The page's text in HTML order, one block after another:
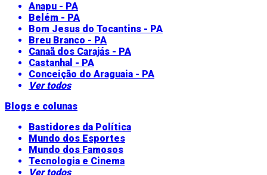
Anapu - PA
Belém - PA
Bom Jesus do Tocantins - PA
Breu Branco - PA
Canaã dos Carajás - PA
Castanhal - PA
Conceição do Araguaia - PA
Ver todos
Blogs e colunas
Bastidores da Política
Mundo dos Esportes
Mundo dos Famosos
Tecnologia e Cinema
Ver todos